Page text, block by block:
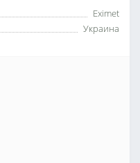
Eximet
Украина